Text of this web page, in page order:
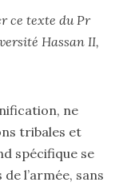
ce texte du Pr
Hassan II,
ne
tribales et
spécifique se
l’armée, sans